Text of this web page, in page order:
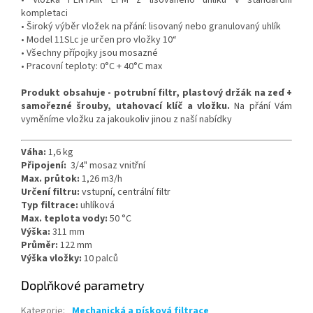
kompletaci
• Široký výběr vložek na přání: lisovaný nebo granulovaný uhlík
• Model 11SLc je určen pro vložky 10“
• Všechny přípojky jsou mosazné
• Pracovní teploty: 0°C + 40°C max
Produkt obsahuje - potrubní filtr, plastový držák na zeď +
samořezné šrouby, utahovací klíč a vložku. Na přání Vám
vyměníme vložku za jakoukoliv jinou z naší nabídky
Váha: 1,6 kg
Připojení: 3/4" mosaz vnitřní
Max. průtok: 1,26 m3/h
Určení filtru: vstupní, centrální filtr
Typ filtrace: uhlíková
Max. teplota vody: 50 °C
Výška: 311 mm
Průměr: 122 mm
Výška vložky: 10 palců
Doplňkové parametry